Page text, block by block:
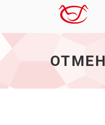
на
бульваре
Постышева
-